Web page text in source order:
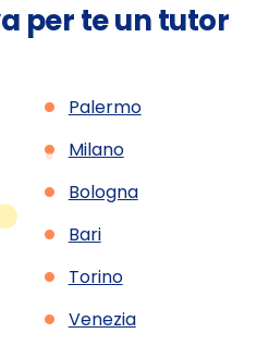
per te un tutor
• Palermo
• Milano
• Bologna
• Bari
• Torino
• Venezia